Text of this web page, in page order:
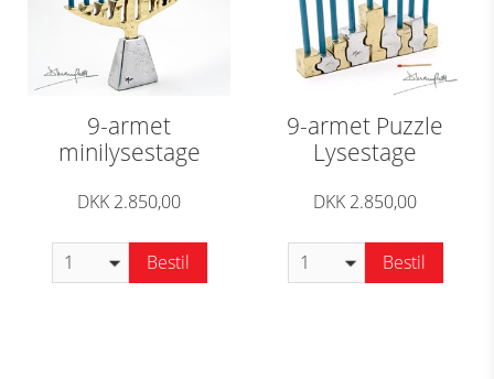
9-armet
minilysestage
DKK 2.850,00
Bestil
9-armet Puzzle
Lysestage
DKK 2.850,00
Bestil